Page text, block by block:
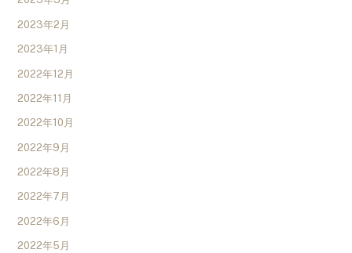
2023年2月
2023年1月
2022年12月
2022年11月
2022年10月
2022年9月
2022年8月
2022年7月
2022年6月
2022年5月